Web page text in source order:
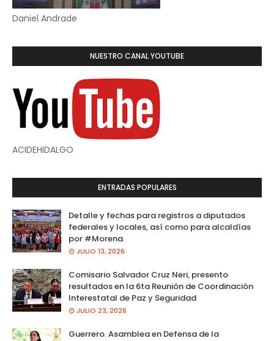
Daniel Andrade
NUESTRO CANAL YOUTUBE
ACIDEHIDALGO
ENTRADAS POPULARES
Detalle y fechas para registros a diputados
federales y locales, así como para alcaldías
por #Morena.
JULIO 13, 2026
Comisario Salvador Cruz Neri, presento
resultados en la 6ta Reunión de Coordinación
Interestatal de Paz y Seguridad
JULIO 23, 2026
Guerrero. Asamblea en Defensa de la